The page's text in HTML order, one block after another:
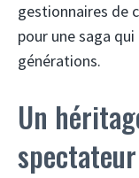
gestionnaires de
pour une saga
générations.
Un
spectateur